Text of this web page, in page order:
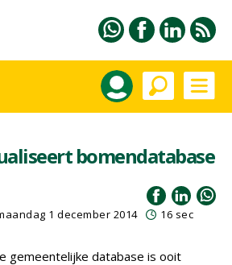
bomendatabase
1 december 2014 16 sec
gemeentelijke database is ooit